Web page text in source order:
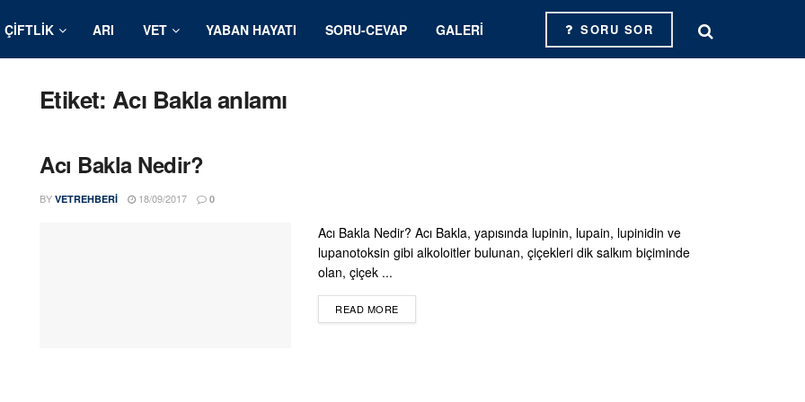
ÇIFTLIK ARI VET YABAN HAYATI SORU-CEVAP GALERI SORU SOR
Etiket: Acı Bakla anlamı
Acı Bakla Nedir?
BY VETREHBERI 18/09/2017 0
Acı Bakla Nedir? Acı Bakla, yapısında lupinin, lupain, lupinidin ve
lupanotoksin gibi alkoloitler bulunan, çiçekleri dik salkım biçiminde
olan, çiçek ...
READ MOREDETAILS